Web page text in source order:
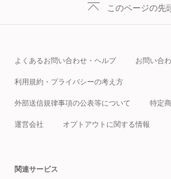
このページの先
よくあるお問い合わせ・ヘルプ お問い合
利用規約・プライバシーの考え方
外部送信規律事項の公表等について 特定
運営会社 オプトアウトに関する情報
関連サービス